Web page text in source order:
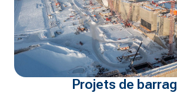
Projets de